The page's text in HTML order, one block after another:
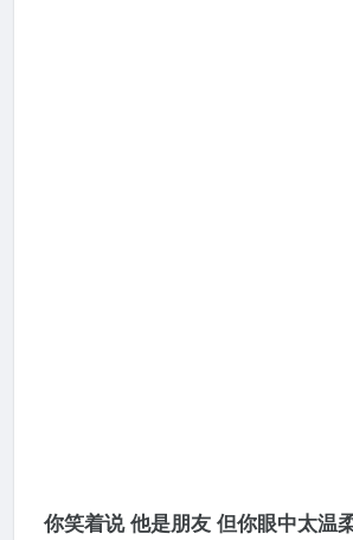
你笑着说 他是朋友 但你眼中太温